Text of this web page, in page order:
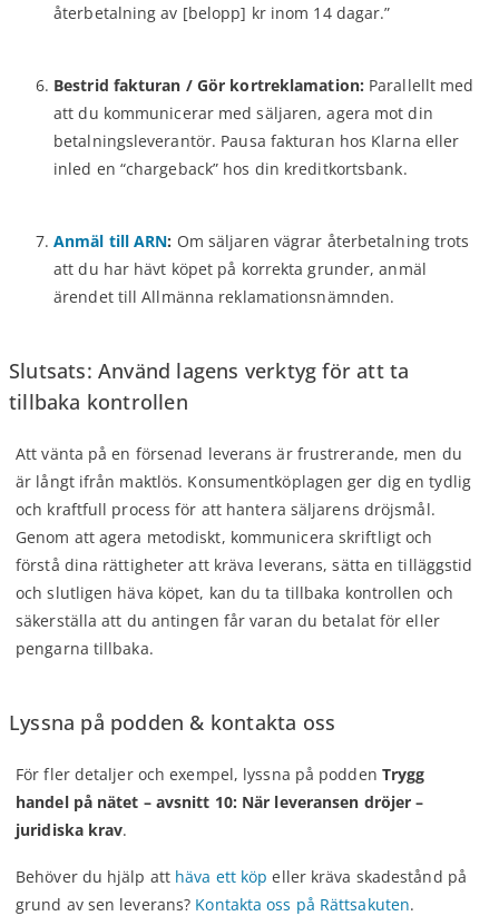
återbetalning av [belopp] kr inom 14 dagar.”
Bestrid fakturan / Gör kortreklamation: Parallellt med
att du kommunicerar med säljaren, agera mot din
betalningsleverantör. Pausa fakturan hos Klarna eller
inled en “chargeback” hos din kreditkortsbank.
Anmäl till ARN: Om säljaren vägrar återbetalning trots
att du har hävt köpet på korrekta grunder, anmäl
ärendet till Allmänna reklamationsnämnden.
Slutsats: Använd lagens verktyg för att ta
tillbaka kontrollen
Att vänta på en försenad leverans är frustrerande, men du
är långt ifrån maktlös. Konsumentköplagen ger dig en tydlig
och kraftfull process för att hantera säljarens dröjsmål.
Genom att agera metodiskt, kommunicera skriftligt och
förstå dina rättigheter att kräva leverans, sätta en tilläggstid
och slutligen häva köpet, kan du ta tillbaka kontrollen och
säkerställa att du antingen får varan du betalat för eller
pengarna tillbaka.
Lyssna på podden & kontakta oss
För fler detaljer och exempel, lyssna på podden Trygg
handel på nätet – avsnitt 10: När leveransen dröjer –
juridiska krav.
Behöver du hjälp att häva ett köp eller kräva skadestånd på
grund av sen leverans? Kontakta oss på Rättsakuten.